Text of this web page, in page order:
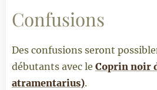
Confusions
Des confusions seront
débutants avec le Coprin noir
atramentarius).